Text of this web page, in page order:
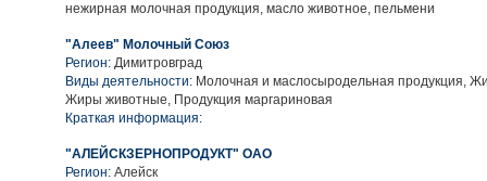
нежирная молочная продукция, масло животное, пельмени
"Алеев" Молочный Союз
Регион: Димитровград
Виды деятельности: Молочная и маслосыродельная продукция,
Жиры животные, Продукция маргариновая
Краткая информация:
"АЛЕЙСКЗЕРНОПРОДУКТ" ОАО
Регион: Алейск